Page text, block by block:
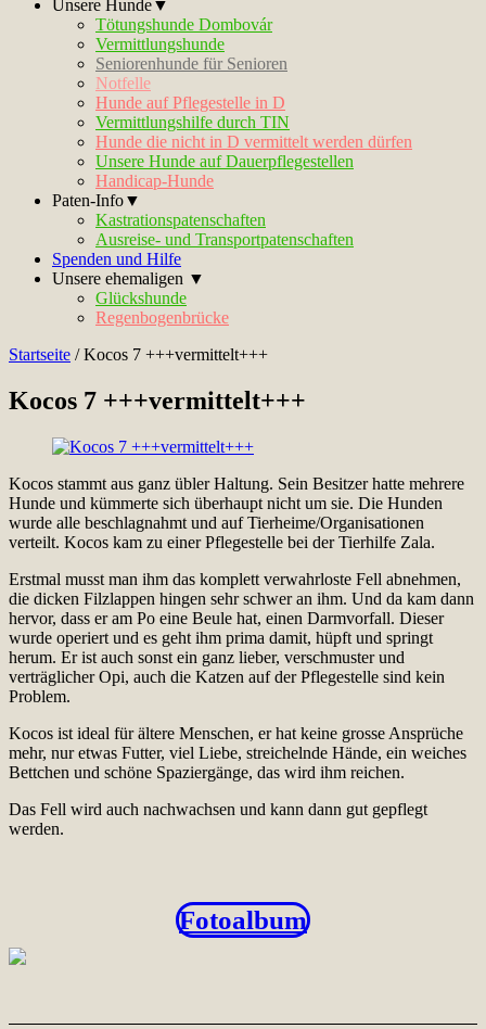
Unsere Hunde▼
Tötungshunde Dombovár
Vermittlungshunde
Seniorenhunde für Senioren
Notfelle
Hunde auf Pflegestelle in D
Vermittlungshilfe durch TIN
Hunde die nicht in D vermittelt werden dürfen
Unsere Hunde auf Dauerpflegestellen
Handicap-Hunde
Paten-Info▼
Kastrationspatenschaften
Ausreise- und Transportpatenschaften
Spenden und Hilfe
Unsere ehemaligen ▼
Glückshunde
Regenbogenbrücke
Startseite /Kocos 7 +++vermittelt+++
Kocos 7 +++vermittelt+++
Kocos stammt aus ganz übler Haltung. Sein Besitzer hatte mehrere
Hunde und kümmerte sich überhaupt nicht um sie. Die Hunden
wurde alle beschlagnahmt und auf Tierheime/Organisationen
verteilt. Kocos kam zu einer Pflegestelle bei der Tierhilfe Zala.
Erstmal musst man ihm das komplett verwahrloste Fell abnehmen,
die dicken Filzlappen hingen sehr schwer an ihm. Und da kam dann
hervor, dass er am Po eine Beule hat, einen Darmvorfall. Dieser
wurde operiert und es geht ihm prima damit, hüpft und springt
herum. Er ist auch sonst ein ganz lieber, verschmuster und
verträglicher Opi, auch die Katzen auf der Pflegestelle sind kein
Problem.
Kocos ist ideal für ältere Menschen, er hat keine grosse Ansprüche
mehr, nur etwas Futter, viel Liebe, streichelnde Hände, ein weiches
Bettchen und schöne Spaziergänge, das wird ihm reichen.
Das Fell wird auch nachwachsen und kann dann gut gepflegt
werden.
Fotoalbum